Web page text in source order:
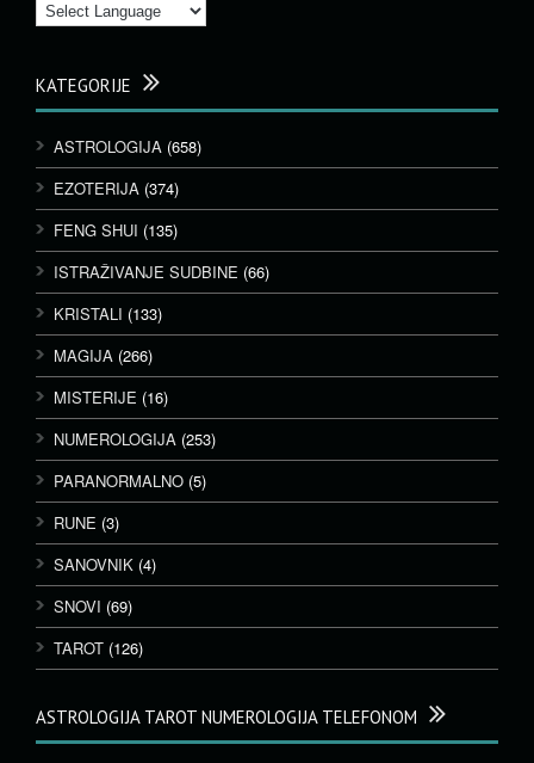
KATEGORIJE
ASTROLOGIJA (658)
EZOTERIJA (374)
FENG SHUI (135)
ISTRAŽIVANJE SUDBINE (66)
KRISTALI (133)
MAGIJA (266)
MISTERIJE (16)
NUMEROLOGIJA (253)
PARANORMALNO (5)
RUNE (3)
SANOVNIK (4)
SNOVI (69)
TAROT (126)
ASTROLOGIJA TAROT NUMEROLOGIJA TELEFONOM